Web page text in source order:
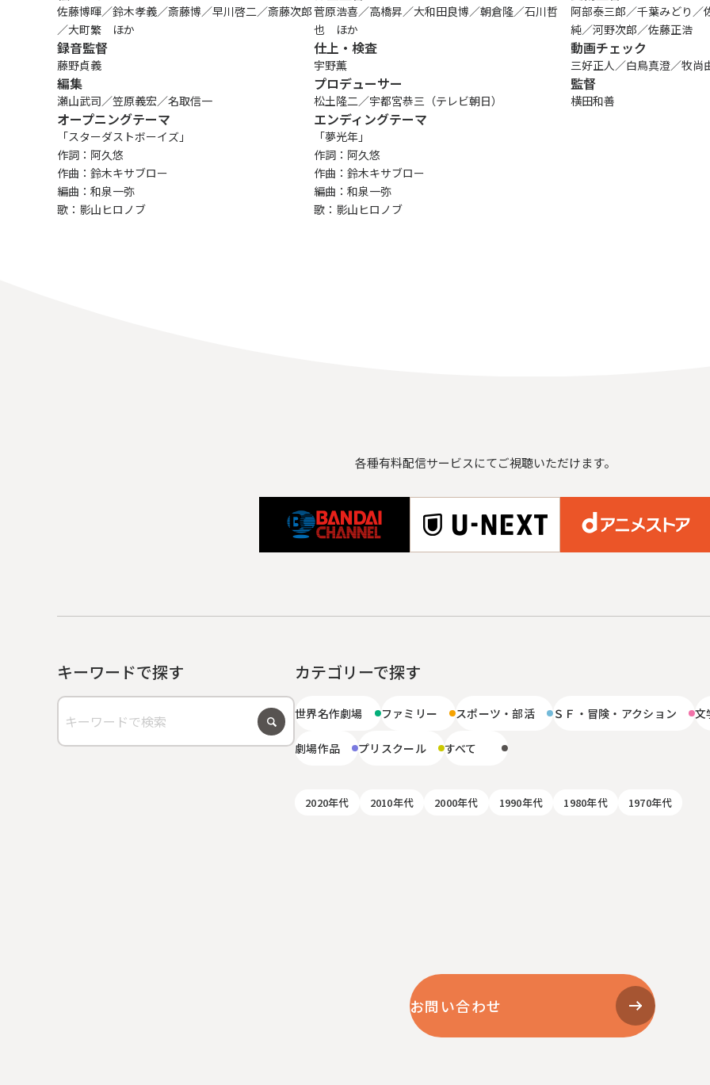
佐藤博暉／鈴木孝義／斎藤博／早川啓二／斎藤次郎
／大町繁 ほか
菅原浩喜／高橋昇／大和田良博／朝倉隆／石川哲
也 ほか
阿部泰三郎／千葉みどり／
純／河野次郎／佐藤正浩
録音監督
藤野貞義
仕上・検査
宇野薫
動画チェック
三好正人／白鳥真澄／牧尚
編集
瀬山武司／笠原義宏／名取信一
プロデューサー
松土隆二／宇都宮恭三（テレビ朝日）
監督
横田和善
オープニングテーマ
「スターダストボーイズ」
作詞：阿久悠
作曲：鈴木キサブロー
編曲：和泉一弥
歌：影山ヒロノブ
エンディングテーマ
「夢光年」
作詞：阿久悠
作曲：鈴木キサブロー
編曲：和泉一弥
歌：影山ヒロノブ
各種有料配信サービスにてご視聴いただけます。
キーワードで探す カテゴリーで探す
世界名作劇場 ファミリー スポーツ・部活 ＳＦ・冒険・アクション 文
劇場作品 プリスクール すべて
2020年代 2010年代 2000年代 1990年代 1980年代 1970年代
お問い合わせ